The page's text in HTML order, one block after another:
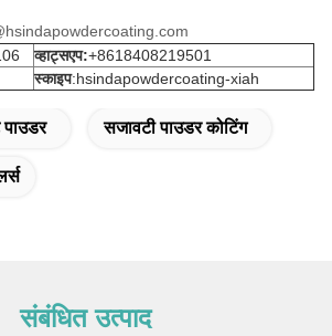
व्हाट्सएप:+8618408219501
स्काइप:hsindapowdercoating-xiah
सजावटी पाउडर कोटिंग
संबंधित उत्पाद